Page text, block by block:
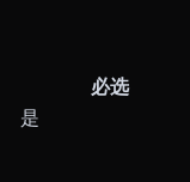
必选
是